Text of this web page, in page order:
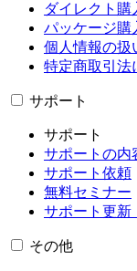
ダイレクト購
パッケージ購
個人情報の扱
特定商取引法
サポート
サポート
サポートの内
サポート依頼
無料セミナー
サポート更新
その他